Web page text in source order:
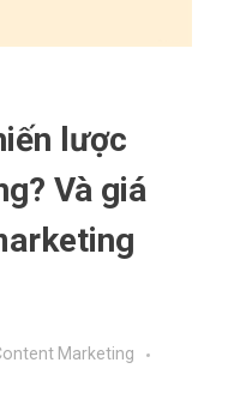
lược
Và giá
Marketing